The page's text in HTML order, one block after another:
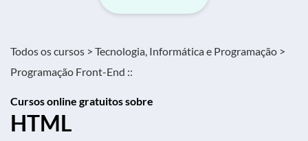
Todos os cursos > Tecnologia, Informática e Programação >
Programação Front-End ::
Cursos online gratuitos sobre
HTML